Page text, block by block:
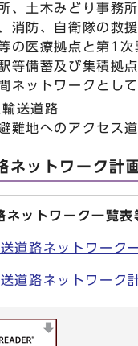
、土木みどり事務
消防、自衛隊の救
の医療拠点と第1次
等備蓄及び集積拠
ネットワークとし
送道路
難地へのアクセス
ネットワーク計
ネットワーク一覧表
道路ネットワー
道路ネットワー